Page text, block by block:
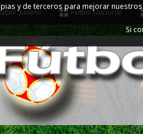
y de terceros para mejorar
Si
Juvenil Fútbol Nacional